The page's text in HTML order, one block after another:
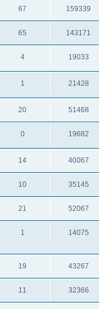
67 159339
65 143171
4 19033
1 21428
20 51468
0 19682
14 40067
10 35145
21 52067
1 14075
19 43267
11 32366